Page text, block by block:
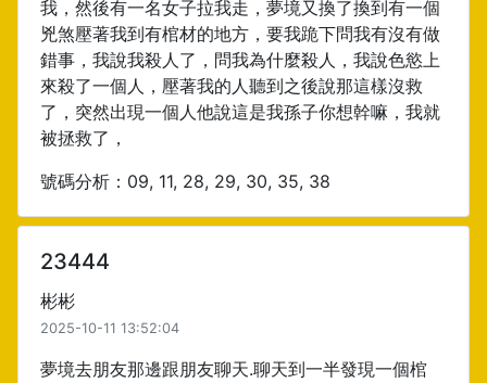
我，然後有一名女子拉我走，夢境又換了換到有一個
兇煞壓著我到有棺材的地方，要我跪下問我有沒有做
錯事，我說我殺人了，問我為什麼殺人，我說色慾上
來殺了一個人，壓著我的人聽到之後說那這樣沒救
了，突然出現一個人他說這是我孫子你想幹嘛，我就
被拯救了，
號碼分析：09, 11, 28, 29, 30, 35, 38
23444
彬彬
2025-10-11 13:52:04
夢境去朋友那邊跟朋友聊天.聊天到一半發現一個棺